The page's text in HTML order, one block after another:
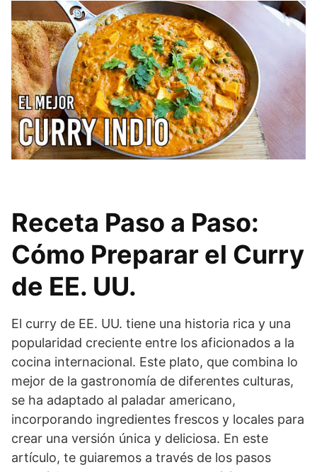
Receta Paso a Paso:
Cómo Preparar el Curry
de EE. UU.
El curry de EE. UU. tiene una historia rica y una
popularidad creciente entre los aficionados a la
cocina internacional. Este plato, que combina lo
mejor de la gastronomía de diferentes culturas,
se ha adaptado al paladar americano,
incorporando ingredientes frescos y locales para
crear una versión única y deliciosa. En este
artículo, te guiaremos a través de los pasos